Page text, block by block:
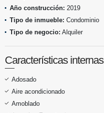
Año construcción: 2019
Tipo de inmueble: Condominio
Tipo de negocio: Alquiler
Características internas
Adosado
Aire acondicionado
Amoblado